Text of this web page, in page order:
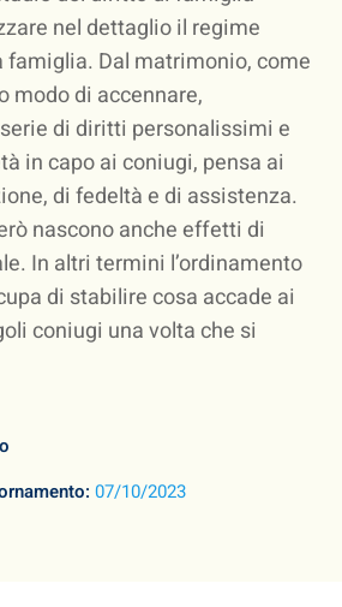
nel dettaglio il regime
Dal matrimonio, come
modo di accennare,
di diritti personalissimi e
in capo ai coniugi, pensa ai
di fedeltà e di assistenza.
nascono anche effetti di
In altri termini l’ordinamento
di stabilire cosa accade ai
coniugi una volta che si
07/10/2023